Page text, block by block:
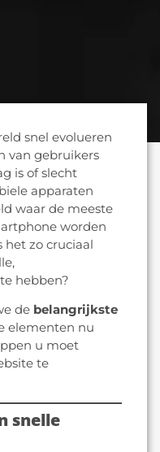
snel evolueren
van gebruikers
is of slecht
apparaten
waar de meeste
worden
het zo cruciaal
hebben?
de belangrijkste
elementen nu
u moet
te
snelle